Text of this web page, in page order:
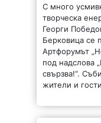
С много
творческа
Георги
Берковица се
Артфорумът
под надслова
свързва!“.
жители и